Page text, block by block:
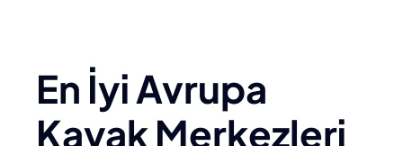
En İyi Avrupa
Kayak Merkezleri